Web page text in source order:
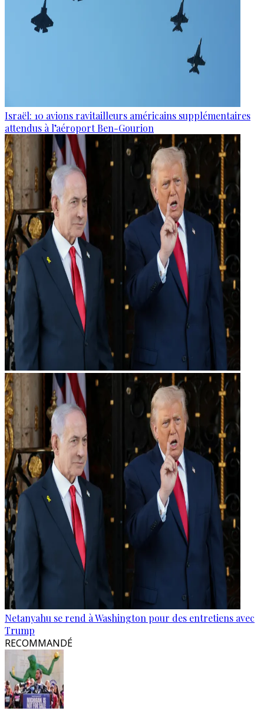
Israël: 10 avions ravitailleurs américains supplémentaires
attendus à l’aéroport Ben-Gourion
Netanyahu se rend à Washington pour des entretiens avec
Trump
RECOMMANDÉ